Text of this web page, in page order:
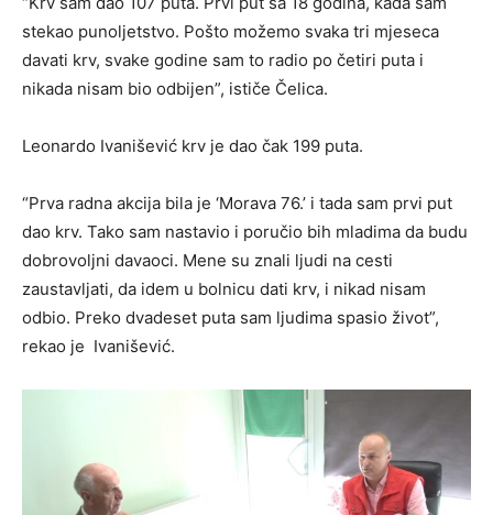
stekao punoljetstvo. Pošto možemo svaka tri mjeseca
davati krv, svake godine sam to radio po četiri puta i
nikada nisam bio odbijen”, ističe Čelica.
Leonardo Ivanišević krv je dao čak 199 puta.
“Prva radna akcija bila je ‘Morava 76.’ i tada sam prvi put
dao krv. Tako sam nastavio i poručio bih mladima da budu
dobrovoljni davaoci. Mene su znali ljudi na cesti
zaustavljati, da idem u bolnicu dati krv, i nikad nisam
odbio. Preko dvadeset puta sam ljudima spasio život”,
rekao je Ivanišević.